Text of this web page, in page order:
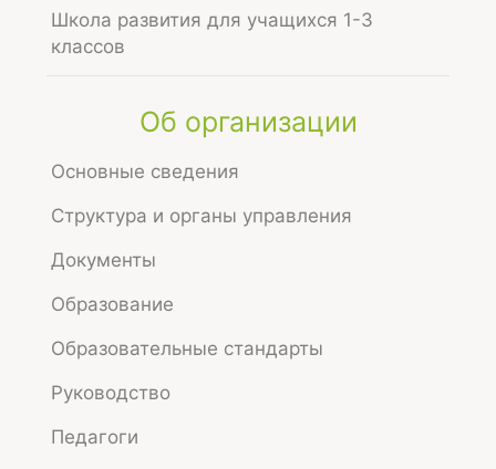
Школа развития для учащихся 1-3
классов
Об организации
Основные сведения
Структура и органы управления
Документы
Образование
Образовательные стандарты
Руководство
Педагоги
Поделиться:
ПРЕДЫДУЩАЯ ЗАПИСЬ
←Всероссийский открытый урок по